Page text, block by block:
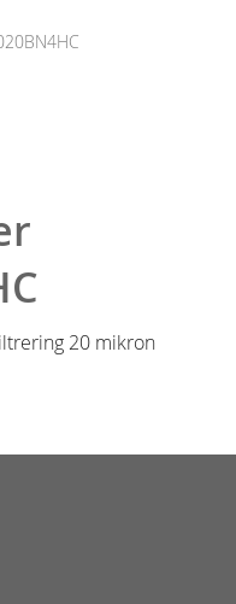
20 mikron